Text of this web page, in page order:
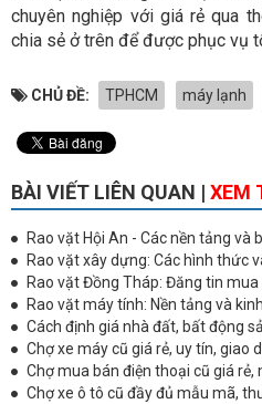
chuyên nghiệp với giá rẻ qua
chia sẻ ở trên để được phục vụ
CHỦ ĐỀ: TPHCM máy lạnh
BÀI VIẾT LIÊN QUAN | XEM
Rao vặt Hội An - Các nền tảng và
Rao vặt xây dựng: Các hình thức
Rao vặt Đồng Tháp: Đăng tin mua
Rao vặt máy tính: Nền tảng và
Cách định giá nhà đất, bất động
Chợ xe máy cũ giá rẻ, uy tín, giao
Chợ mua bán điện thoại cũ giá
Chợ xe ô tô cũ đầy đủ mẫu mã,